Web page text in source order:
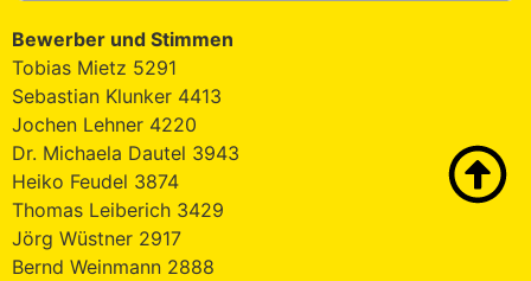
Bewerber und Stimmen
Tobias Mietz 5291
Sebastian Klunker 4413
Jochen Lehner 4220
Dr. Michaela Dautel 3943
Heiko Feudel 3874
Thomas Leiberich 3429
Jörg Wüstner 2917
Bernd Weinmann 2888